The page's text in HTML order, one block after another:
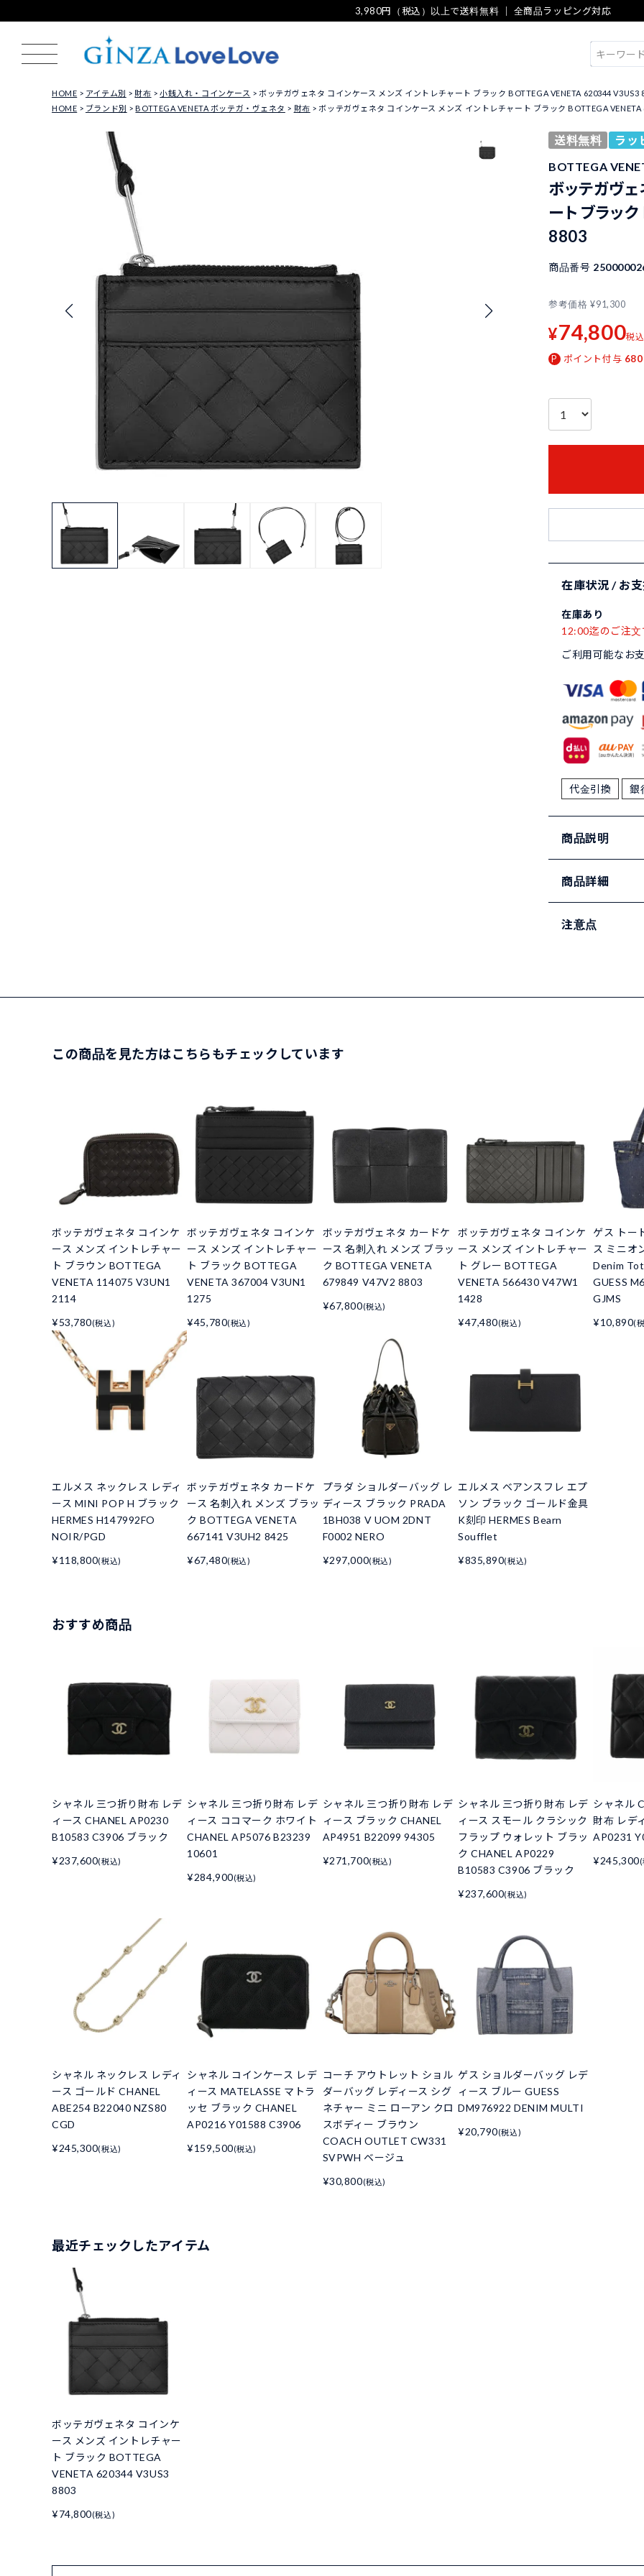
3,980円（税込）以上で送料無料 ｜ 全商品ラッピング対応
HOME アイテム別 財布 小銭入れ・コインケース
ボッテガヴェネタ コインケース メンズ イントレチャート ブラック BOTTEGA VENETA 620344 V3US3
HOME
ブランド別 BOTTEGA VENETA ボッテガ・ヴェネタ 財布 ボッテガヴェネタ コインケース メンズ イントレチャート ブラック BOTTEGA
送料無料
ラッ
BOTTEGA
ボッテガヴェ
ート ブラッ
8803
商品番号
参考価格 ¥91,300
¥74,800税込
ポイント付与 680
在庫状況 / お
在庫あり
12:00迄のご注
ご利用可能なお
代金引換 銀
商品説明
商品詳細
注意点
この商品を見た方はこちらもチェックしています
ボッテガヴェネタ コインケ
ース メンズ イントレチャー
ト ブラウン BOTTEGA
VENETA 114075 V3UN1
2114
¥53,780(税込)
ボッテガヴェネタ コインケ
ース メンズ イントレチャー
ト ブラック BOTTEGA
VENETA 367004 V3UN1
1275
¥45,780(税込)
ボッテガヴェネタ カードケ
ース 名刺入れ メンズ ブラッ
ク BOTTEGA VENETA
679849 V47V2 8803
¥67,800(税込)
ボッテガヴェネタ コインケ
ース メンズ イントレチャー
ト グレー BOTTEGA
VENETA 566430 V47W1
1428
¥47,480(税込)
ゲス トー
ス ミニオ
Denim
GUESS
GJMS
¥10,890(
エルメス ネックレス レディ
ース MINI POP H ブラック
HERMES H147992FO
NOIR/PGD
¥118,800(税込)
ボッテガヴェネタ カードケ
ース 名刺入れ メンズ ブラッ
ク BOTTEGA VENETA
667141 V3UH2 8425
¥67,480(税込)
プラダ ショルダーバッグ レ
ディース ブラック PRADA
1BH038 V UOM 2DNT
F0002 NERO
¥297,000(税込)
エルメス ベアンスフレ エプ
ソン ブラック ゴールド金具
K刻印 HERMES Bearn
Soufflet
¥835,890(税込)
おすすめ商品
シャネル 三つ折り財布 レデ
ィース CHANEL AP0230
B10583 C3906 ブラック
¥237,600(税込)
シャネル 三つ折り財布 レデ
ィース ココマーク ホワイト
CHANEL AP5076 B23239
10601
¥284,900(税込)
シャネル 三つ折り財布 レデ
ィース ブラック CHANEL
AP4951 B22099 94305
¥271,700(税込)
シャネル 三つ折り財布 レデ
ィース スモール クラシック
フラップ ウォレット ブラッ
ク CHANEL AP0229
B10583 C3906 ブラック
¥237,600(税込)
シャネル
財布 レデ
AP0231
¥245,300
シャネル ネックレス レディ
ース ゴールド CHANEL
ABE254 B22040 NZS80
CGD
¥245,300(税込)
シャネル コインケース レデ
ィース MATELASSE マトラ
ッセ ブラック CHANEL
AP0216 Y01588 C3906
¥159,500(税込)
コーチ アウトレット ショル
ダーバッグ レディース シグ
ネチャー ミニ ローアン クロ
スボディー ブラウン
COACH OUTLET CW331
SVPWH ベージュ
¥30,800(税込)
ゲス ショルダーバッグ レデ
ィース ブルー GUESS
DM976922 DENIM MULTI
¥20,790(税込)
最近チェックしたアイテム
ボッテガヴェネタ コインケ
ース メンズ イントレチャー
ト ブラック BOTTEGA
VENETA 620344 V3US3
8803
¥74,800(税込)